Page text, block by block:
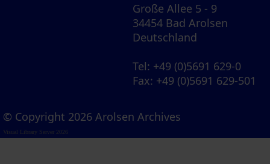
Große Allee 5 - 9
34454 Bad Arolsen
Deutschland
Tel: +49 (0)5691 629-0
Fax: +49 (0)5691 629-501
© Copyright 2026 Arolsen Archives
Visual Library Server 2026